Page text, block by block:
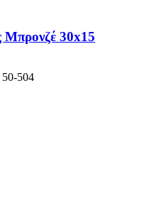
Μπρονζέ 30x15
504